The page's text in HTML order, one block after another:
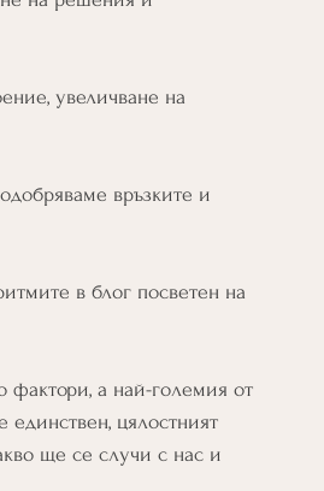
увеличване на
връзките и
в блог посветен на
фактори, а най-големия от
единствен, цялостният
ще се случи с нас и